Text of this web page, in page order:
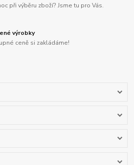
při výběru zboží? Jsme tu pro Vás.
výrobky
ceně si zakládáme!